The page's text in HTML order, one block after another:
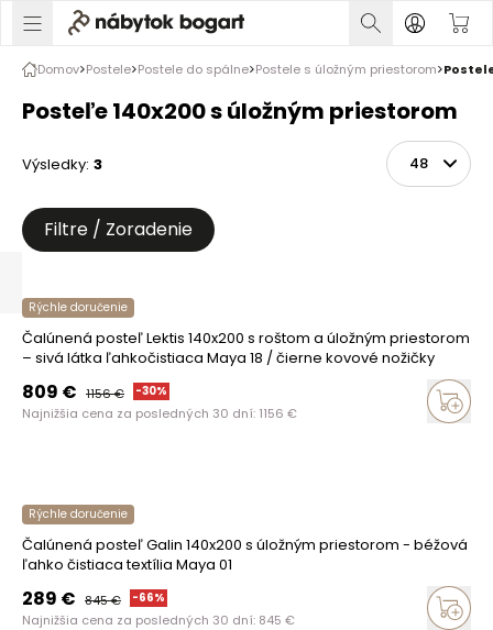
Domov Postele Postele do spálne Postele s úložným priestorom
Posteľe 140x200 s úložným priestorom
Zoradiť
Výsledky: 3 Na stránke
Filtre / Zoradenie
Rýchle doručenie
Čalúnená posteľ Lektis 140x200 s roštom a úložným priestorom
– sivá látka ľahkočistiaca Maya 18 / čierne kovové nožičky
809 € 1156€ -30%
Najnižšia cena za posledných 30 dní: 1156 €
Rýchle doručenie
Čalúnená posteľ Galin 140x200 s úložným priestorom - béžová
ľahko čistiaca textília Maya 01
289 € 845€ -66%
Najnižšia cena za posledných 30 dní: 845 €